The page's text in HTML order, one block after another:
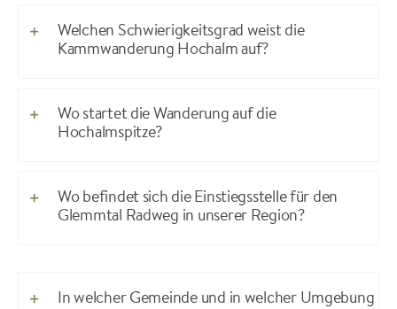
Welchen Schwierigkeitsgrad weist die
Kammwanderung Hochalm auf?
Wo startet die Wanderung auf die
Hochalmspitze?
Wo befindet sich die Einstiegsstelle für den
Glemmtal Radweg in unserer Region?
In welcher Gemeinde und in welcher Umgebung